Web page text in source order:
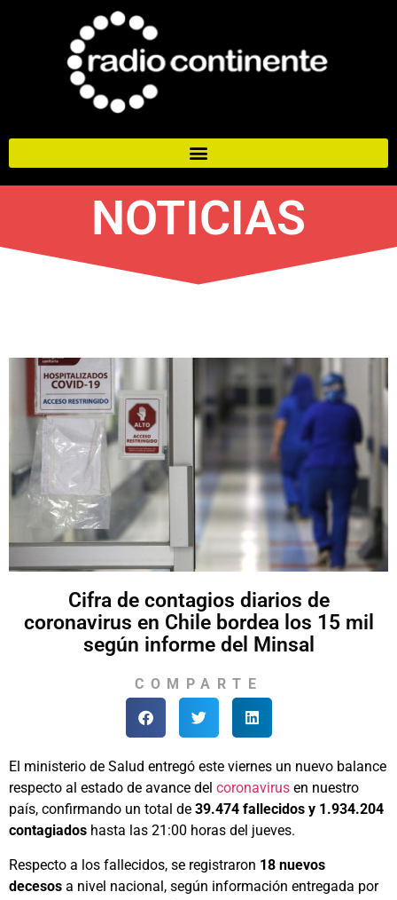
NOTICIAS
Cifra de contagios diarios de
coronavirus en Chile bordea los 15 mil
según informe del Minsal
COMPARTE
El ministerio de Salud entregó este viernes un nuevo balance
respecto al estado de avance del coronavirus en nuestro
país, confirmando un total de 39.474 fallecidos y 1.934.204
contagiados hasta las 21:00 horas del jueves.
Respecto a los fallecidos, se registraron 18 nuevos
decesos a nivel nacional, según información entregada por